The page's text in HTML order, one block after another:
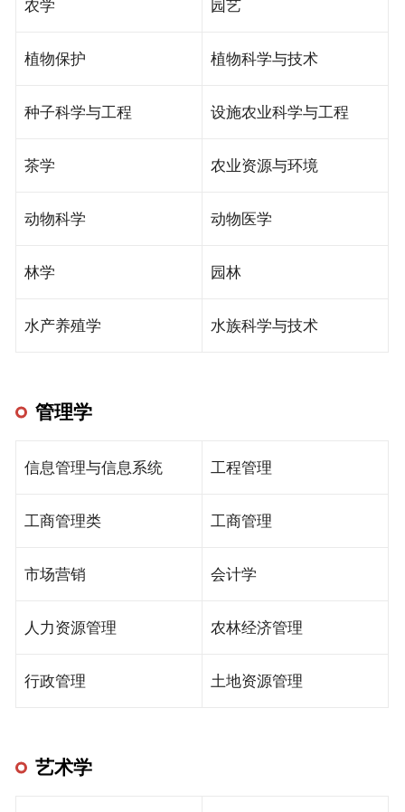
农学 园艺
植物保护 植物科学与技术
种子科学与工程 设施农业科学与工程
茶学 农业资源与环境
动物科学 动物医学
林学 园林
水产养殖学 水族科学与技术
管理学
信息管理与信息系统 工程管理
工商管理类 工商管理
市场营销 会计学
人力资源管理 农林经济管理
行政管理 土地资源管理
艺术学